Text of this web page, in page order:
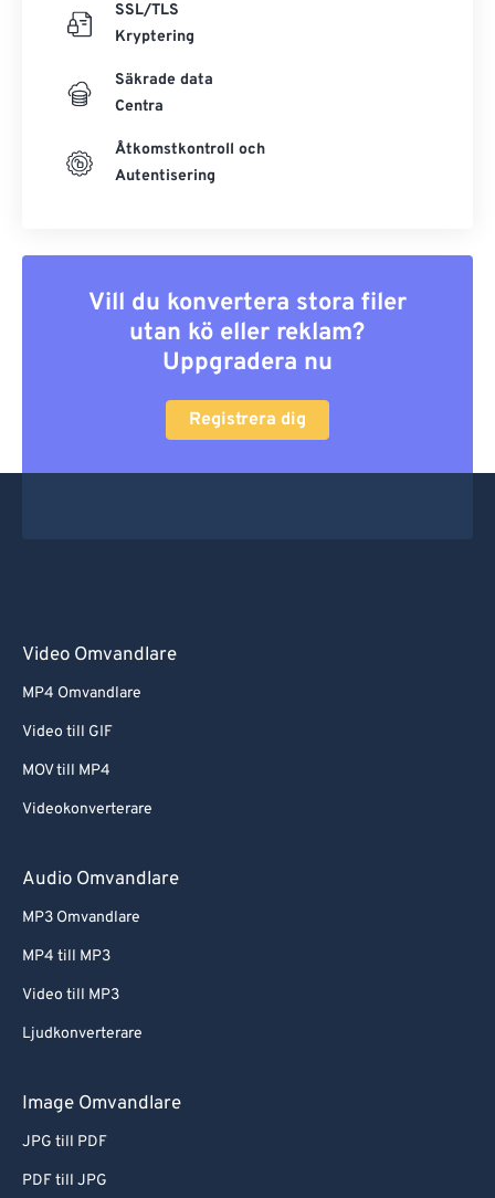
SSL/TLS
Kryptering
Säkrade data
Centra
Åtkomstkontroll och
Autentisering
Vill du konvertera stora filer
utan kö eller reklam?
Uppgradera nu
Registrera dig
Video Omvandlare
MP4 Omvandlare
Video till GIF
MOV till MP4
Videokonverterare
Audio Omvandlare
MP3 Omvandlare
MP4 till MP3
Video till MP3
Ljudkonverterare
Image Omvandlare
JPG till PDF
PDF till JPG